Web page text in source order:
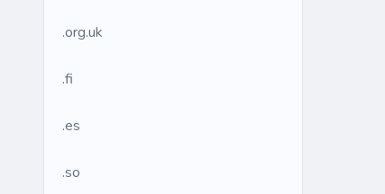
.org.uk
.fi
.es
.so